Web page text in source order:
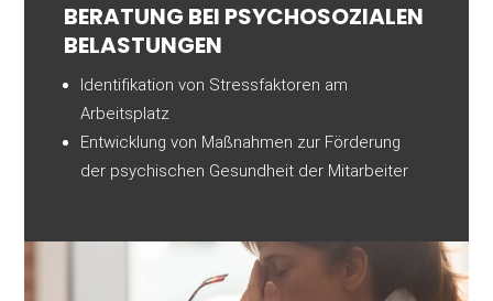
BERATUNG BEI PSYCHO­SOZIALEN
BELASTUNGEN
Identifikation von Stressfaktoren am
Arbeitsplatz
Entwicklung von Maßnahmen zur Förderung
der psychischen Gesundheit der Mitarbeiter